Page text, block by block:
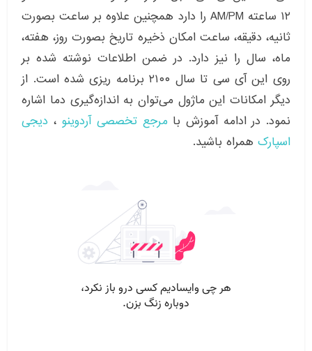
۱۲ ساعته AM/PM را دارد همچنین علاوه بر ساعت بصورت
ثانیه، دقیقه، ساعت امکان ذخیره تاریخ بصورت روز، هفته،
ماه، سال را نیز دارد. در ضمن اطلاعات نوشته شده بر
روی این آی سی تا سال ۲۱۰۰ برنامه ریزی شده است. از
دیگر امکانات این ماژول می‌توان به اندازه‌گیری دما اشاره
نمود. در ادامه آموزش با مرجع تخصصی آردوینو، دیجی
اسپارک همراه باشید.